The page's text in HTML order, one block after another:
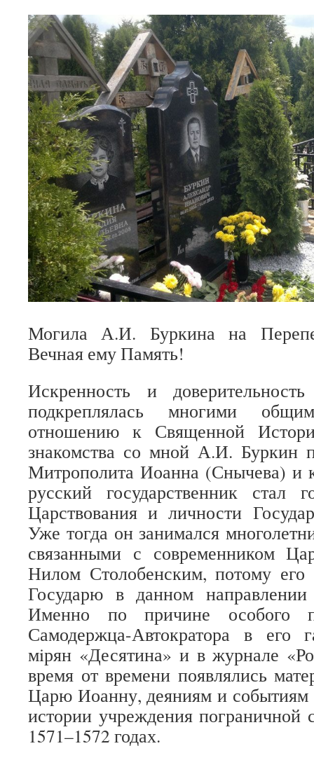
Могила А.И. Буркина на
Вечная ему Память!
Искренность и
подкреплялась многими
отношению к Священной
знакомства со мной А.И. Буркин
Митрополита Иоанна (Снычева) и
русский государственник стал
Царствования и личности
Уже тогда он занимался
связанными с современником
Нилом Столобенским, потому его
Государю в данном
Именно по причине особого
Самодержца-Автократора в его
мiрян «Десятина» и в журнале
время от времени появлялись
Царю Иоанну, деяниям и событиям
истории учреждения пограничной
1571–1572 годах.